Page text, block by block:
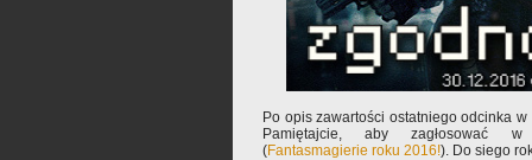
Po opis zawartości ostatniego odcinka
Pamiętajcie, aby zagłosować w
(Fantasmagierie roku 2016!). Do siego